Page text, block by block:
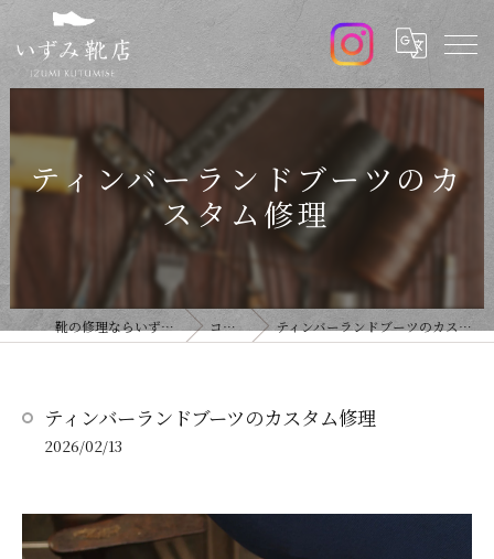
ティンバーランドブーツのカ
スタム修理
靴の修理ならいずみ靴店 コラム ティンバーランドブーツのカスタム修理
ティンバーランドブーツのカスタム修理
2026/02/13